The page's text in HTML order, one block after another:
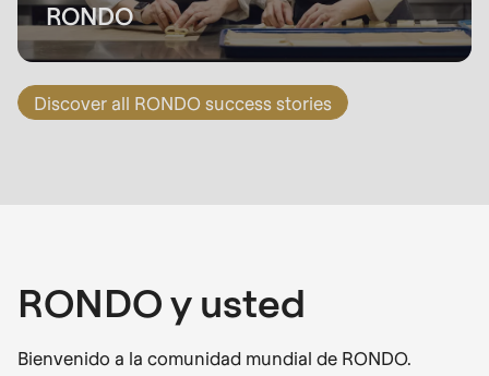
RONDO
Discover all RONDO success stories
RONDO y usted
Bienvenido a la comunidad mundial de RONDO.